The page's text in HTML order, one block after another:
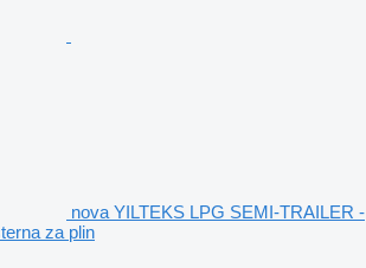
nova YILTEKS LPG SEMI-TRAILER -
za plin